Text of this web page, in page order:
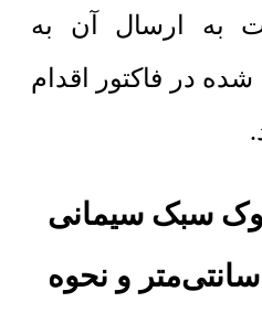
به ارسال آن به
در فاکتور اقدام
سبک سیمانی
10 در 20 در 40 سانتی‌متر و نحوه